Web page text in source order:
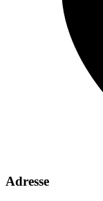
Adresse